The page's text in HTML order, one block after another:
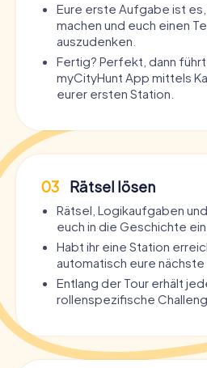
Eure erste Aufgabe ist
machen und euch einen
auszudenken.
Fertig? Perfekt, dann
myCityHunt App mittels
eurer ersten Station.
03 Rätsel lösen
Rätsel, Logikaufgaben
euch in die Geschichte
Habt ihr eine Station
automatisch eure nächste
Entlang der Tour erhält
rollenspezifische